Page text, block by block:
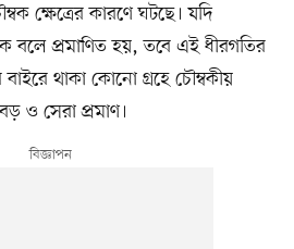
ক্ষেত্রের কারণে ঘটছে। যদি
বলে প্রমাণিত হয়, তবে এই ধীরগতির
থাকা কোনো গ্রহে চৌম্বকীয়
ও সেরা প্রমাণ।